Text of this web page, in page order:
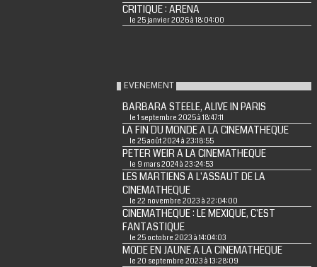
CRITIQUE : ARENA
le 25 janvier 2026 à 18:04:00
EVENEMENT
BARBARA STEELE, ALIVE IN PARIS
le 1 septembre 2025 à 18:47:11
LA FIN DU MONDE A LA CINEMATHEQUE
le 25 août 2024 à 23:18:55
PETER WEIR A LA CINEMATHEQUE
le 9 mars 2024 à 23:24:53
LES MARTIENS A L'ASSAUT DE LA
CINEMATHEQUE
le 22 novembre 2023 à 22:04:00
CINEMATHEQUE : LE MEXIQUE, C'EST
FANTASTIQUE
le 25 octobre 2023 à 14:04:03
MODE EN JAUNE A LA CINEMATHEQUE
le 20 septembre 2023 à 13:28:09